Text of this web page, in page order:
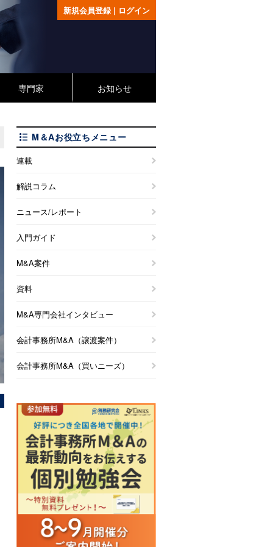
新規会員登録| ログイン
専門家 お知らせ
M＆Aお役立ちメニュー
連載
解説コラム
ニュース/レポート
入門ガイド
M&A案件
資料
M&A専門会社インタビュー
会計事務所M&A（譲渡案件）
会計事務所M&A（買いニーズ）